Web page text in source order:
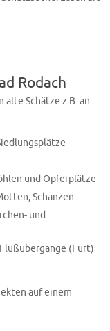
Rodach
Schätze z.B. an
und Opferplätze
Schanzen
und
(Furt)
auf einem